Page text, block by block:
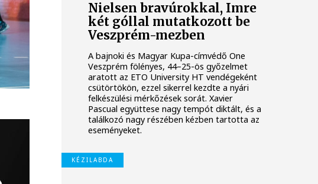
Nielsen bravúrokkal, Imre
két góllal mutatkozott be
Veszprém-mezben
A bajnoki és Magyar Kupa-címvédő One
Veszprém fölényes, 44–25-ös győzelmet
aratott az ETO University HT vendégeként
csütörtökön, ezzel sikerrel kezdte a nyári
felkészülési mérkőzések sorát. Xavier
Pascual együttese nagy tempót diktált, és a
találkozó nagy részében kézben tartotta az
eseményeket.
KÉZILABDA